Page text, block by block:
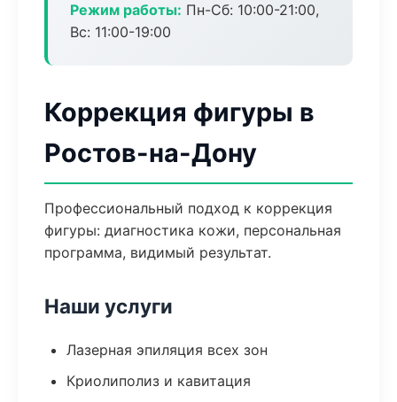
Режим работы: Пн-Сб: 10:00-21:00,
Вс: 11:00-19:00
Коррекция фигуры в
Ростов-на-Дону
Профессиональный подход к коррекция
фигуры: диагностика кожи, персональная
программа, видимый результат.
Наши услуги
Лазерная эпиляция всех зон
Криолиполиз и кавитация